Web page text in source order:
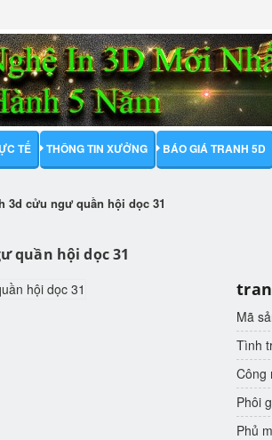
TẾ THÔNG TIN XƯỞNG BÁO GIÁ TRANH 5D
3d cửu ngư quần hội dọc 31
quần hội dọc 31
Mã
Tình
Công
Phôi
Phủ